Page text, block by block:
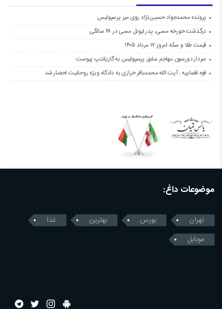
پرونده محمدجواد حسین‌نژاد روی میز پرسپولیس
درگذشت خورخه مسی، پدر لیونل مسی در ۶۸ سالگی
قیمت طلا و سکه امروز ۱۷ مرداد ۱۴۰۵
سردار دورسون مهاجم سابق پرسپولیس به گازیانتپ پیوست
قوه قضاییه : آیت الله محمدباقر خرازی به دادگاه ویژه روحانیت احضار شد
موضوعات داغ:
تهران بورس بهترین
غذا
موبایل